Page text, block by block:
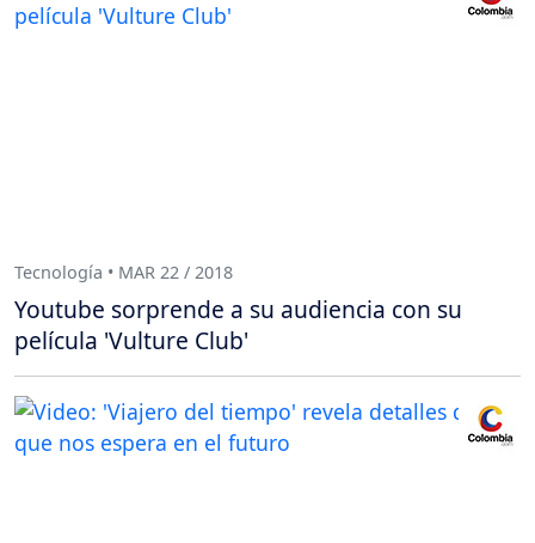
Tecnología • MAR 22 / 2018
Youtube sorprende a su audiencia con su
película 'Vulture Club'